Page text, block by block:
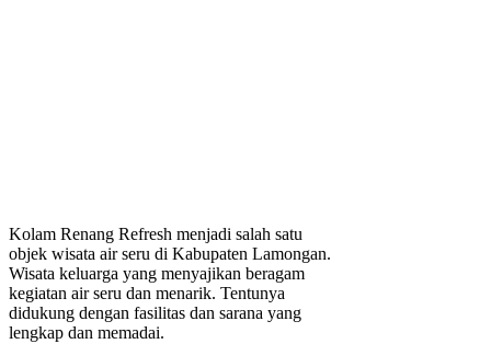
Kolam Renang Refresh menjadi salah satu
objek wisata air seru di Kabupaten Lamongan.
Wisata keluarga yang menyajikan beragam
kegiatan air seru dan menarik. Tentunya
didukung dengan fasilitas dan sarana yang
lengkap dan memadai.